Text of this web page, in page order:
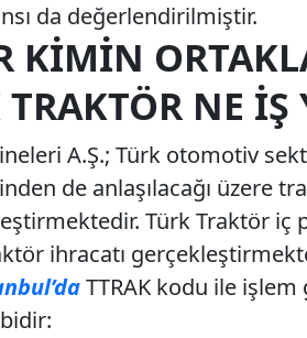
da değerlendirilmiştir.
KIMIN
NE İŞ
A.Ş.; Türk otomotiv
de anlaşılacağı üzere
Türk Traktör iç
ihracatı
TTRAK kodu ile